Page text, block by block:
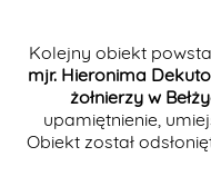
Kolejny obiekt
mjr. Hieronima
żołnierzy w
upamiętnienie,
Obiekt został